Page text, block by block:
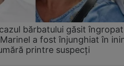
bărbatului găsit
a fost înjunghiat în
printre suspecți